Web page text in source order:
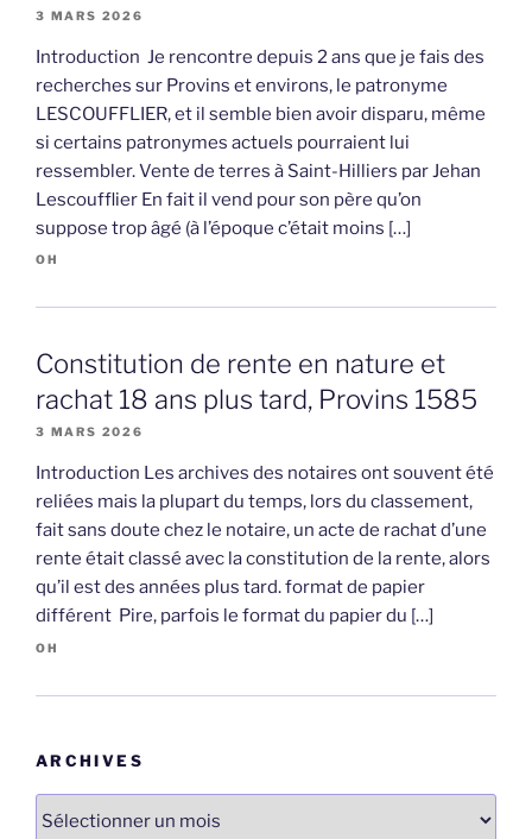
3 MARS 2026
Introduction Je rencontre depuis 2 ans que je fais des
recherches sur Provins et environs, le patronyme
LESCOUFFLIER, et il semble bien avoir disparu, même
si certains patronymes actuels pourraient lui
ressembler. Vente de terres à Saint-Hilliers par Jehan
Lescoufflier En fait il vend pour son père qu’on
suppose trop âgé (à l’époque c’était moins […]
OH
Constitution de rente en nature et
rachat 18 ans plus tard, Provins 1585
3 MARS 2026
Introduction Les archives des notaires ont souvent été
reliées mais la plupart du temps, lors du classement,
fait sans doute chez le notaire, un acte de rachat d’une
rente était classé avec la constitution de la rente, alors
qu’il est des années plus tard. format de papier
différent Pire, parfois le format du papier du […]
OH
ARCHIVES